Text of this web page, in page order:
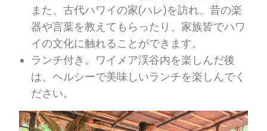
また、古代ハワイの家(ハレ)を訪れ、昔の楽
器や言葉を教えてもらったり、家族皆でハワ
イの文化に触れることができます。
ランチ付き。ワイメア渓谷内を楽しんだ後
は、ヘルシーで美味しいランチを楽しんでく
ださい。